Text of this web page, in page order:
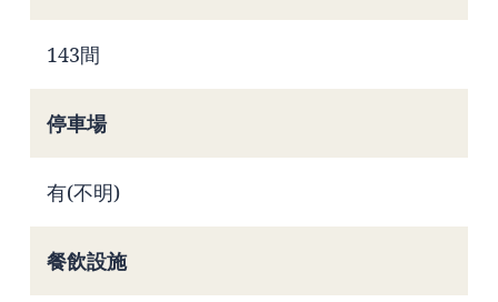
143間
停車場
有(不明)
餐飲設施